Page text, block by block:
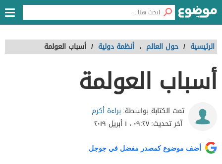
الرئيسية / حول العالم ، أنظمة دولية / أسباب العولمة
أسباب العولمة
تمت الكتابة بواسطة: براءة أكرم
آخر تحديث:٠٩:٢٧ ، ١ أبريل ٢٠١٩
أضف موضوع كمصدر مفضل في جوجل